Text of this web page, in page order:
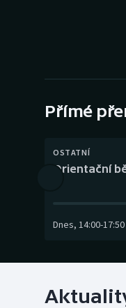
Přímé
OSTATNÍ
Orientační
Dnes, 14:00-17:50